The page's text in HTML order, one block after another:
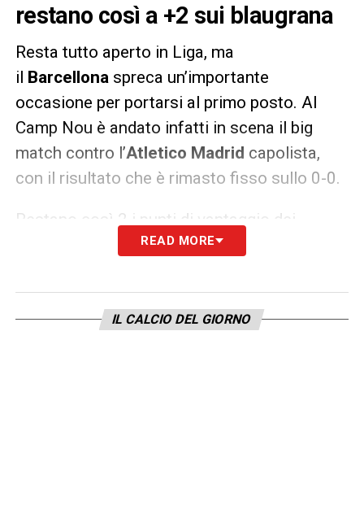
restano così a +2 sui blaugrana
Resta tutto aperto in Liga, ma
il Barcellona spreca un’importante
occasione per portarsi al primo posto. Al
Camp Nou è andato infatti in scena il big
match contro l’Atletico Madrid capolista,
con il risultato che è rimasto fisso sullo 0-0.
Restano così 2 i punti di vantaggio dei
Colchoneros sui blaugrana, ma ora la
alReal Madrid. I Blancos, infatti, battendo
ilSivigliaraggiungerebbero proprio
READ MORE
IL CALCIO DEL GIORNO